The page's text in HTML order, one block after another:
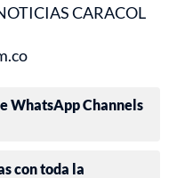
CARACOL
WhatsApp Channels
con toda la